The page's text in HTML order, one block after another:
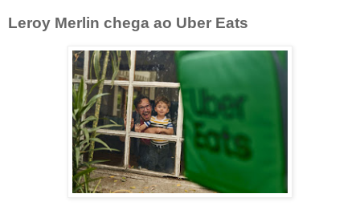
Leroy Merlin chega ao Uber Eats